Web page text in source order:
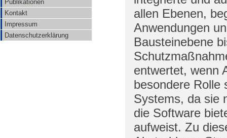
Publikationen
Kontakt
Impressum
Datenschutzerklärung
allen Ebenen,
Anwendungen
Bausteinebene
entwertet, wenn
besondere Rolle
Systems, da sie
die Software
aufweist. Zu